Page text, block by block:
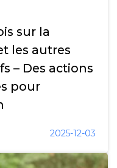
sur la
les autres
– Des actions
pour
2025-12-03